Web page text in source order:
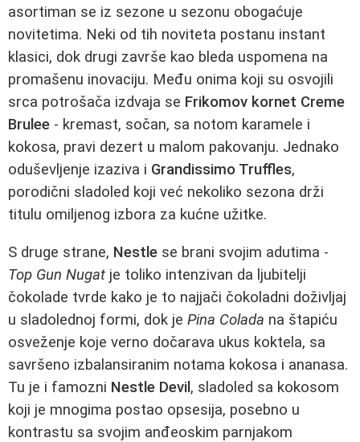
asortiman se iz sezone u sezonu obogaćuje
novitetima. Neki od tih noviteta postanu instant
klasici, dok drugi završe kao bleda uspomena na
promašenu inovaciju. Među onima koji su osvojili
srca potrošača izdvaja se Frikomov kornet Creme
Brulee - kremast, sočan, sa notom karamele i
kokosa, pravi dezert u malom pakovanju. Jednako
oduševljenje izaziva i Grandissimo Truffles,
porodični sladoled koji već nekoliko sezona drži
titulu omiljenog izbora za kućne užitke.
S druge strane, Nestle se brani svojim adutima -
Top Gun Nugat je toliko intenzivan da ljubitelji
čokolade tvrde kako je to najjači čokoladni doživljaj
u sladolednoj formi, dok je Pina Colada na štapiću
osveženje koje verno dočarava ukus koktela, sa
savršeno izbalansiranim notama kokosa i ananasa.
Tu je i famozni Nestle Devil , sladoled sa kokosom
koji je mnogima postao opsesija, posebno u
kontrastu sa svojim anđeoskim parnjakom